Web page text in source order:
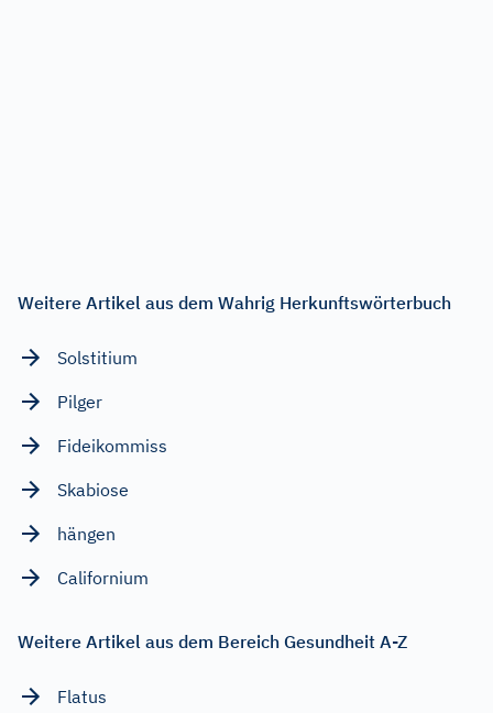
Weitere Artikel aus dem Wahrig Herkunftswörterbuch
Solstitium
Pilger
Fideikommiss
Skabiose
hängen
Californium
Weitere Artikel aus dem Bereich Gesundheit A-Z
Flatus